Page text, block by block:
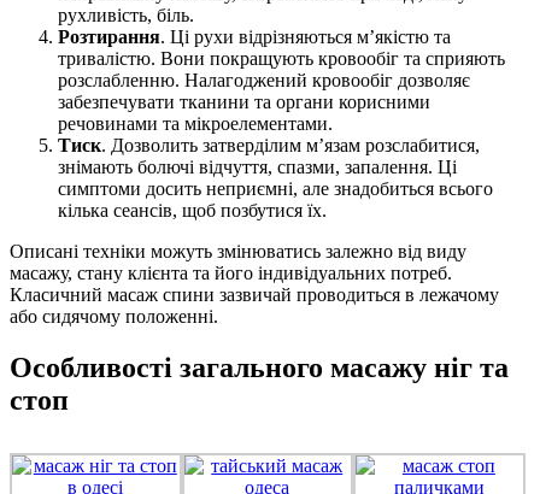
рухливість, біль.
Розтирання. Ці рухи відрізняються м’якістю та
тривалістю. Вони покращують кровообіг та сприяють
розслабленню. Налагоджений кровообіг дозволяє
забезпечувати тканини та органи корисними
речовинами та мікроелементами.
Тиск. Дозволить затверділим м’язам розслабитися,
знімають болючі відчуття, спазми, запалення. Ці
симптоми досить неприємні, але знадобиться всього
кілька сеансів, щоб позбутися їх.
Описані техніки можуть змінюватись залежно від виду
масажу, стану клієнта та його індивідуальних потреб.
Класичний масаж спини зазвичай проводиться в лежачому
або сидячому положенні.
Особливості загального масажу ніг та
стоп